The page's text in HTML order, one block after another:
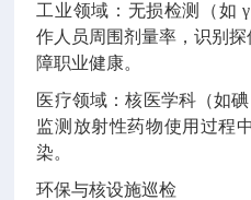
工业领域：无损检测（如
作人员周围剂量率，识别
障职业健康。
医疗领域：核医学科（如
监测放射性药物使用过程
染。
环保与核设施巡检